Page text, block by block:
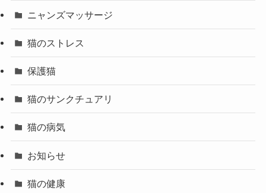
ニャンズマッサージ
猫のストレス
保護猫
猫のサンクチュアリ
猫の病気
お知らせ
猫の健康